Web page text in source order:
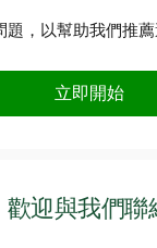
題，以幫助我們推薦
需要我們幫
立即開始
歡迎與我們聯